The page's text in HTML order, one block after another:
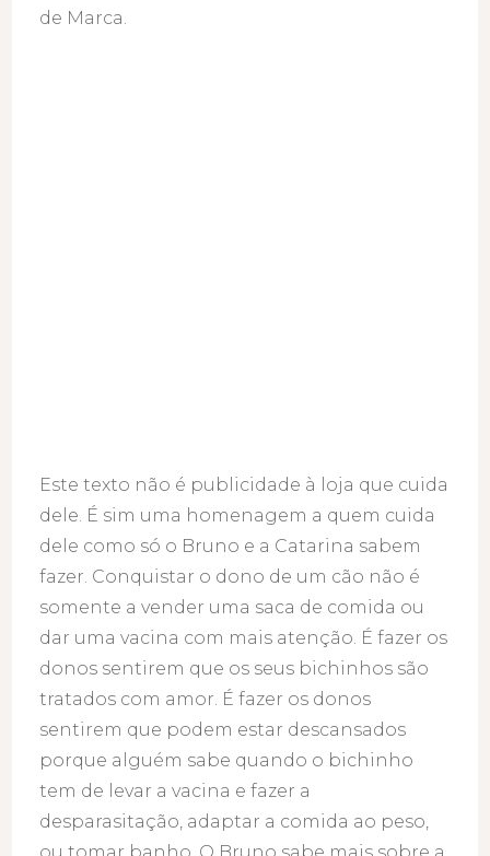
de Marca.
Este texto não é publicidade à loja que cuida
dele. É sim uma homenagem a quem cuida
dele como só o Bruno e a Catarina sabem
fazer. Conquistar o dono de um cão não é
somente a vender uma saca de comida ou
dar uma vacina com mais atenção. É fazer os
donos sentirem que os seus bichinhos são
tratados com amor. É fazer os donos
sentirem que podem estar descansados
porque alguém sabe quando o bichinho
tem de levar a vacina e fazer a
desparasitação, adaptar a comida ao peso,